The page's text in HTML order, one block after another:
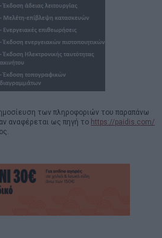
των πληροφοριών του παραπάνω
αναφέρεται ως πηγή το https://paidis.com/